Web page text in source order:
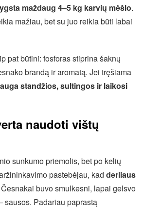
maždaug 4–5 kg karvių mėšlo.
mažiau, bet su juo reikia būti labai
pat būtini: fosforas stiprina šaknų
brandą ir aromatą. Jei tręšiama
standžios, sultingos ir laikosi
naudoti vištų
sunkumo priemolis, bet po kelių
pastebėjau, kad derliaus
Česnakai buvo smulkesni, lapai gelsvo
sausos. Padariau paprastą